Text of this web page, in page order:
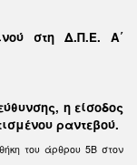
στη Δ.Π.Ε. Α΄
η είσοδος
ραντεβού.
του άρθρου 5Β στον